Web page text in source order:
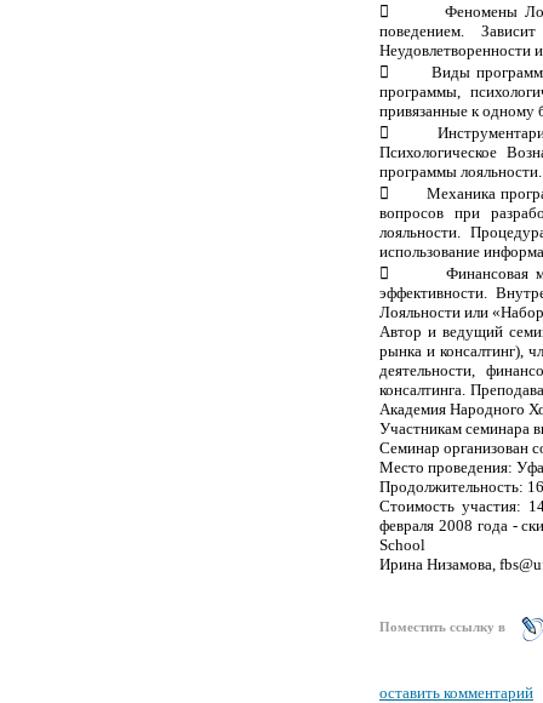
 Феномены
поведением.
 Виды программ
программы,
привязанные к одному
 Инструментарий
Психологическое
программы
 Механика
вопросов при
лояльности.
использование
 Финансовая
эффективности.
Лояльности или
Автор и ведущий
рынка и консалтинг),
деятельности,
консалтинга.
Академия Народного
Участникам семинара
Семинар организован
Место проведения:
Продолжительность:
Стоимость участия:
февраля 2008 года -
School
Ирина Низамова,
Поместить ссылку в
оставить комментарий